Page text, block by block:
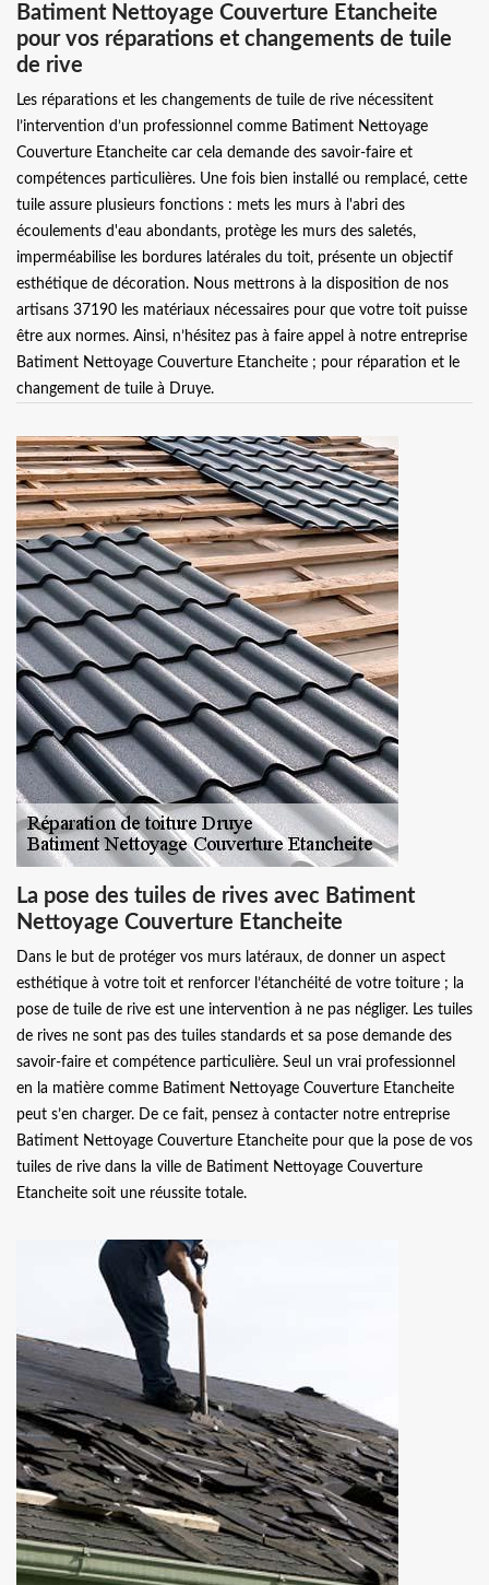
Batiment Nettoyage Couverture Etancheite
pour vos réparations et changements de tuile
de rive
Les réparations et les changements de tuile de rive nécessitent
l’intervention d’un professionnel comme Batiment Nettoyage
Couverture Etancheite car cela demande des savoir-faire et
compétences particulières. Une fois bien installé ou remplacé, cette
tuile assure plusieurs fonctions : mets les murs à l'abri des
écoulements d'eau abondants, protège les murs des saletés,
imperméabilise les bordures latérales du toit, présente un objectif
esthétique de décoration. Nous mettrons à la disposition de nos
artisans 37190 les matériaux nécessaires pour que votre toit puisse
être aux normes. Ainsi, n’hésitez pas à faire appel à notre entreprise
Batiment Nettoyage Couverture Etancheite ; pour réparation et le
changement de tuile à Druye.
La pose des tuiles de rives avec Batiment
Nettoyage Couverture Etancheite
Dans le but de protéger vos murs latéraux, de donner un aspect
esthétique à votre toit et renforcer l’étanchéité de votre toiture ; la
pose de tuile de rive est une intervention à ne pas négliger. Les tuiles
de rives ne sont pas des tuiles standards et sa pose demande des
savoir-faire et compétence particulière. Seul un vrai professionnel
en la matière comme Batiment Nettoyage Couverture Etancheite
peut s’en charger. De ce fait, pensez à contacter notre entreprise
Batiment Nettoyage Couverture Etancheite pour que la pose de vos
tuiles de rive dans la ville de Batiment Nettoyage Couverture
Etancheite soit une réussite totale.